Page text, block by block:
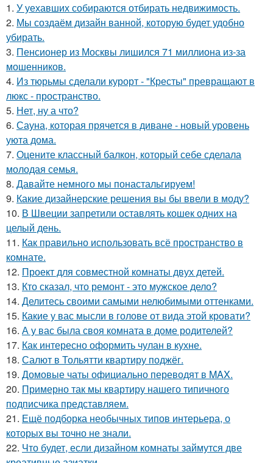
1. У уехавших собираются отбирать недвижимость.
2. Мы создаём дизайн ванной, которую будет удобно
убирать.
3. Пенсионер из Москвы лишился 71 миллиона из-за
мошенников.
4. Из тюрьмы сделали курорт - "Кресты" превращают в
люкс - пространство.
5. Нет, ну а что?
6. Сауна, которая прячется в диване - новый уровень
уюта дома.
7. Оцените классный балкон, который себе сделала
молодая семья.
8. Давайте немного мы понастальгируем!
9. Какие дизайнерские решения вы бы ввели в моду?
10. В Швеции запретили оставлять кошек одних на
целый день.
11. Как правильно использовать всё пространство в
комнате.
12. Проект для совместной комнаты двух детей.
13. Кто сказал, что ремонт - это мужское дело?
14. Делитесь своими самыми нелюбимыми оттенками.
15. Какие у вас мысли в голове от вида этой кровати?
16. А у вас была своя комната в доме родителей?
17. Как интересно оформить чулан в кухне.
18. Салют в Тольятти квартиру поджёг.
19. Домовые чаты официально переводят в MAX.
20. Примерно так мы квартиру нашего типичного
подписчика представляем.
21. Ещё подборка необычных типов интерьера, о
которых вы точно не знали.
22. Что будет, если дизайном комнаты займутся две